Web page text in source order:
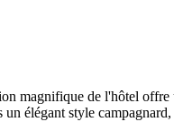
magnifique de l'hôtel
élégant style